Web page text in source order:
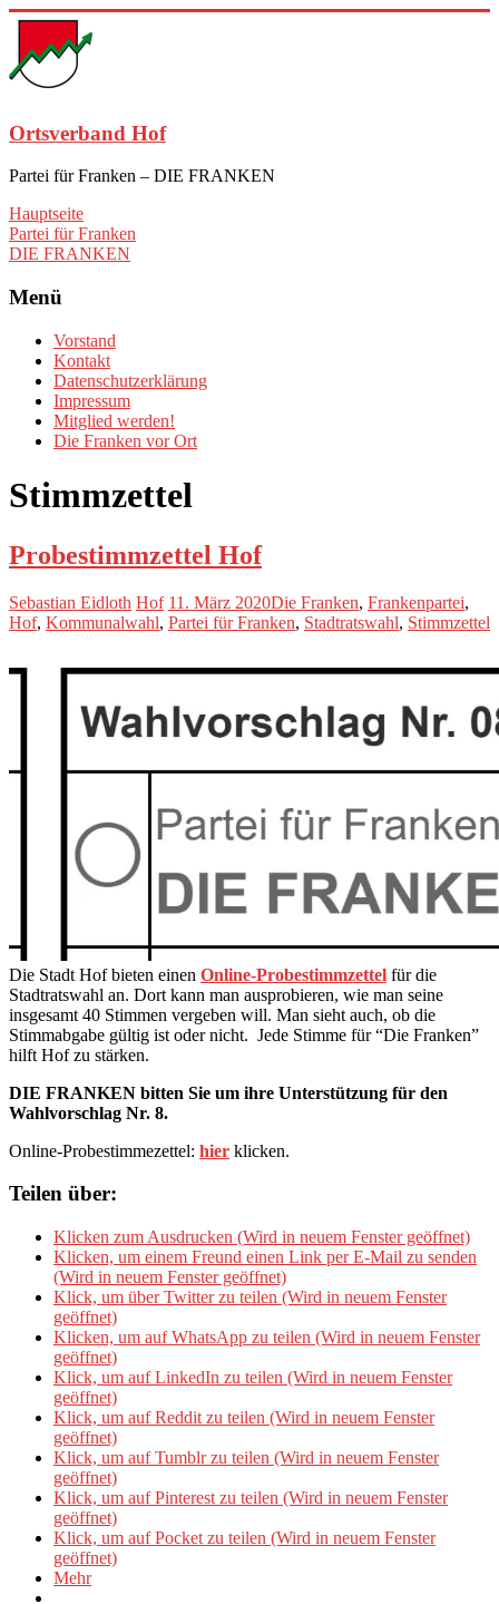
Zum
springen
Ortsverband Hof
Partei für Franken – DIE FRANKEN
Hauptseite
Partei für Franken
DIE FRANKEN
Menü
Vorstand
Kontakt
Datenschutzerklärung
Impressum
Mitglied werden!
Die Franken vor Ort
Stimmzettel
Probestimmzettel Hof
Sebastian Eidloth Hof 11. März 2020Die Franken, Frankenpartei,
Hof, Kommunalwahl, Partei für Franken, Stadtratswahl, Stimmzettel
Die Stadt Hof bieten einen Online-Probestimmzettel für die
Stadtratswahl an. Dort kann man ausprobieren, wie man seine
insgesamt 40 Stimmen vergeben will. Man sieht auch, ob die
Stimmabgabe gültig ist oder nicht. Jede Stimme für “Die Franken”
hilft Hof zu stärken.
DIE FRANKEN bitten Sie um ihre Unterstützung für den
Wahlvorschlag Nr. 8.
Online-Probestimmezettel: hier klicken.
Teilen über:
Klicken zum Ausdrucken (Wird in neuem Fenster geöffnet)
Klicken, um einem Freund einen Link per E-Mail zu senden
(Wird in neuem Fenster geöffnet)
Klick, um über Twitter zu teilen (Wird in neuem Fenster
geöffnet)
Klicken, um auf WhatsApp zu teilen (Wird in neuem Fenster
geöffnet)
Klick, um auf LinkedIn zu teilen (Wird in neuem Fenster
geöffnet)
Klick, um auf Reddit zu teilen (Wird in neuem Fenster
geöffnet)
Klick, um auf Tumblr zu teilen (Wird in neuem Fenster
geöffnet)
Klick, um auf Pinterest zu teilen (Wird in neuem Fenster
geöffnet)
Klick, um auf Pocket zu teilen (Wird in neuem Fenster
geöffnet)
Mehr